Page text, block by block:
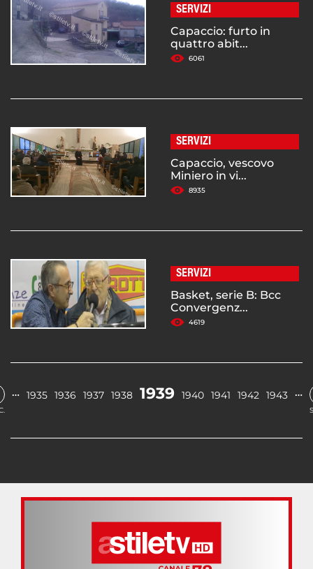
SERVIZI
Capaccio: furto in
quattro abit...
6061
SERVIZI
Capaccio, vescovo
Miniero in vi...
8935
SERVIZI
Basket, serie B: Bcc
Convergenz...
4619
… 1935 1936 1937 1938 1939 1940 1941 1942 1943 …